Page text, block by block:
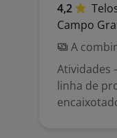
4,2
Campo
A
Atividades
linha de